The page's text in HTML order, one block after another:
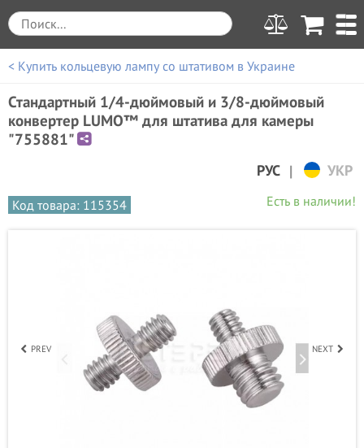
< Купить кольцевую лампу со штативом в Украине
Стандартный 1/4-дюймовый и 3/8-дюймовый
конвертер LUMO™ для штатива для камеры
"755881"
РУС | УКР
Код товара: 115354 Есть в наличии!
PREV NEXT